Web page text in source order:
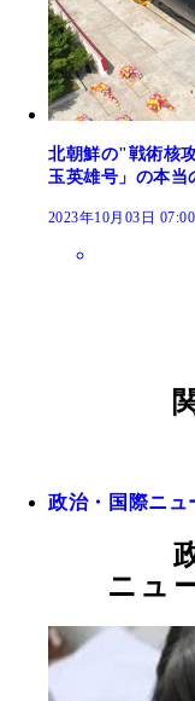
北朝鮮の"戦術核
玉英雄号」の本当
2023年10月03日 07:00
政治・国際ニュ
ニュ